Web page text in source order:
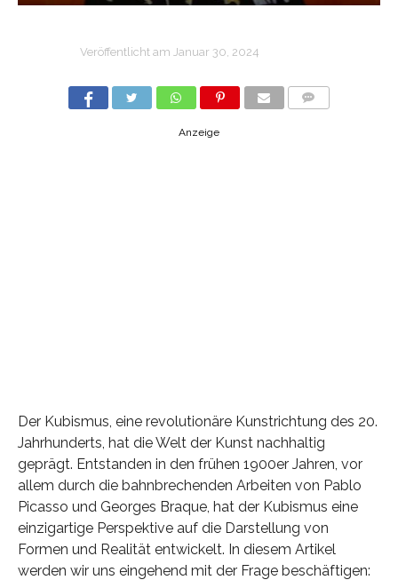
Veröffentlicht am Januar 30, 2024
Anzeige
Der Kubismus, eine revolutionäre Kunstrichtung des 20.
Jahrhunderts, hat die Welt der Kunst nachhaltig
geprägt. Entstanden in den frühen 1900er Jahren, vor
allem durch die bahnbrechenden Arbeiten von Pablo
Picasso und Georges Braque, hat der Kubismus eine
einzigartige Perspektive auf die Darstellung von
Formen und Realität entwickelt. In diesem Artikel
werden wir uns eingehend mit der Frage beschäftigen: